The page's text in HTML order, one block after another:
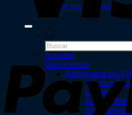
Vende tus apuntes
de
productos
Acceder
Oposiciones
Administración
Técnico
Correos
Auxiliar
Subalternos